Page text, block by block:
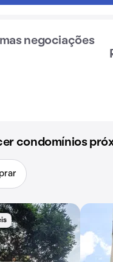
negociações
condomínios